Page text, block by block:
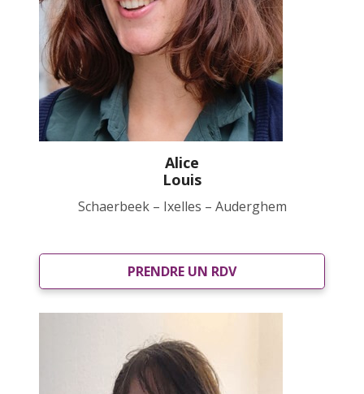
Alice
Louis
Schaerbeek – Ixelles – Auderghem
PRENDRE UN RDV